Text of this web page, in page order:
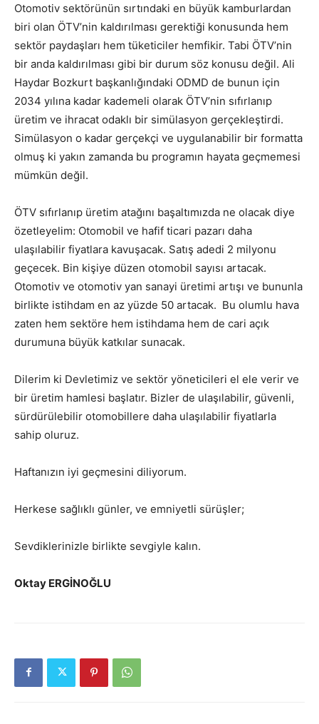
Otomotiv sektörünün sırtındaki en büyük kamburlardan
biri olan ÖTV’nin kaldırılması gerektiği konusunda hem
sektör paydaşları hem tüketiciler hemfikir. Tabi ÖTV’nin
bir anda kaldırılması gibi bir durum söz konusu değil. Ali
Haydar Bozkurt başkanlığındaki ODMD de bunun için
2034 yılına kadar kademeli olarak ÖTV’nin sıfırlanıp
üretim ve ihracat odaklı bir simülasyon gerçekleştirdi.
Simülasyon o kadar gerçekçi ve uygulanabilir bir formatta
olmuş ki yakın zamanda bu programın hayata geçmemesi
mümkün değil.
ÖTV sıfırlanıp üretim atağını başaltımızda ne olacak diye
özetleyelim: Otomobil ve hafif ticari pazarı daha
ulaşılabilir fiyatlara kavuşacak. Satış adedi 2 milyonu
geçecek. Bin kişiye düzen otomobil sayısı artacak.
Otomotiv ve otomotiv yan sanayi üretimi artışı ve bununla
birlikte istihdam en az yüzde 50 artacak. Bu olumlu hava
zaten hem sektöre hem istihdama hem de cari açık
durumuna büyük katkılar sunacak.
Dilerim ki Devletimiz ve sektör yöneticileri el ele verir ve
bir üretim hamlesi başlatır. Bizler de ulaşılabilir, güvenli,
sürdürülebilir otomobillere daha ulaşılabilir fiyatlarla
sahip oluruz.
Haftanızın iyi geçmesini diliyorum.
Herkese sağlıklı günler, ve emniyetli sürüşler;
Sevdiklerinizle birlikte sevgiyle kalın.
Oktay ERGİNOĞLU